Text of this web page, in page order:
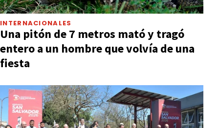
INTERNACIONALES
Una pitón de 7 metros mató y tragó
entero a un hombre que volvía de una
fiesta